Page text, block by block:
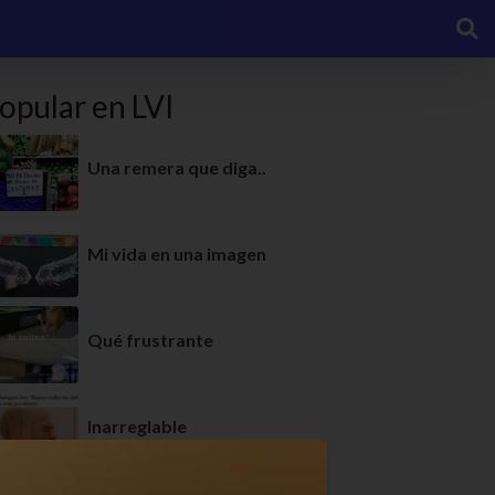
en LVI
Una remera que diga..
Mi vida en una imagen
Qué frustrante
Inarreglable